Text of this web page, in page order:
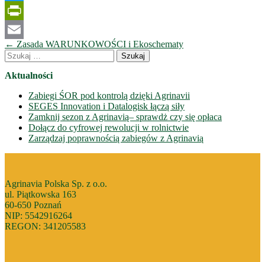
Twitter
PrintFriendly
Email
Nawigacja
wpisów
← Zasada WARUNKOWOŚCI i Ekoschematy
Szukaj:
Aktualności
Zabiegi ŚOR pod kontrolą dzięki Agrinavii
SEGES Innovation i Datalogisk łączą siły
Zamknij sezon z Agrinavią– sprawdż czy się opłaca
Dołącz do cyfrowej rewolucji w rolnictwie
Zarządzaj poprawnością zabiegów z Agrinavią
Agrinavia Polska Sp. z o.o.
ul. Piątkowska 163
60-650 Poznań
NIP: 5542916264
REGON: 341205583